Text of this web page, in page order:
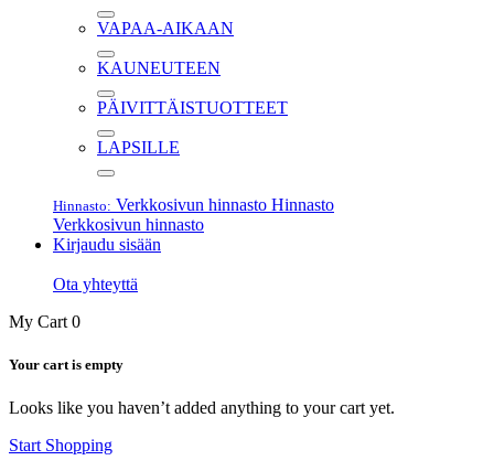
VAPAA-AIKAAN
KAUNEUTEEN
PÄIVITTÄISTUOTTEET
LAPSILLE
Hinnasto: Verkkosivun hinnasto Hinnasto
Verkkosivun hinnasto
Kirjaudu sisään
Ota yhteyttä
My Cart 0
Your cart is empty
Looks like you haven’t added anything to your cart yet.
Start Shopping